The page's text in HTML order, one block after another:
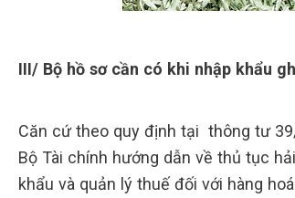
III/ Bộ hồ sơ cần có khi nhập khẩu
Căn cứ theo quy định tại thông tư
Bộ Tài chính hướng dẫn về thủ tục
khẩu và quản lý thuế đối với hàng